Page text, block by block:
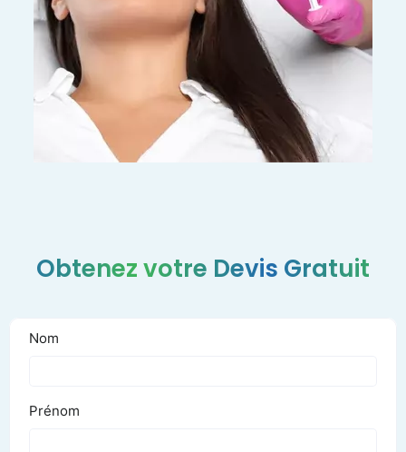
Injection de PRP à Paris :
plasma riche en plaquettes
pour visage et cheveux
Obtenez votre Devis Gratuit